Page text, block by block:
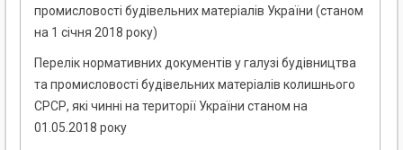
промисловості будівельних матеріалів України (станом
на 1 січня 2018 року)
Перелік нормативних документів у галузі будівництва
та промисловості будівельних матеріалів колишнього
СРСР, які чинні на території України станом на
01.05.2018 року